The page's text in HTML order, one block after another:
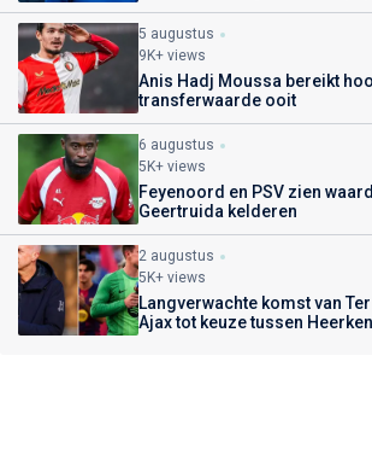
5 augustus
9K+ views
Anis Hadj Moussa bereikt
transferwaarde ooit
6 augustus
5K+ views
Feyenoord en PSV zien
Geertruida kelderen
2 augustus
5K+ views
Langverwachte komst van
Ajax tot keuze tussen